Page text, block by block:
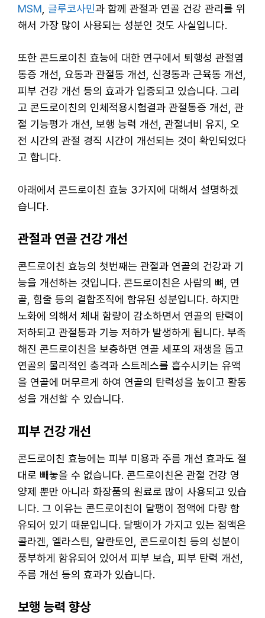
MSM 글루코사민과 함께 관절과 연골 건강 관리를 위
해서 가장 많이 사용되는 성분인 것도 사실입니다.
또한 콘드로이친 효능에 대한 연구에서 퇴행성 관절염
통증 개선, 요통과 관절통 개선, 신경통과 근육통 개선,
피부 건강 개선 등의 효과가 입증되고 있습니다. 그리
고 콘드로이친의 인체적용시험결과 관절통증 개선, 관
절 기능평가 개선, 보행 능력 개선, 관절너비 유지, 오
전 시간의 관절 경직 시간이 개선되는 것이 확인되었다
고 합니다.
아래에서 콘드로이친 효능 3가지에 대해서 설명하겠
습니다.
관절과 연골 건강 개선
콘드로이친 효능의 첫번째는 관절과 연골의 건강과 기
능을 개선하는 것입니다. 콘드로이친은 사람의 뼈, 연
골, 힘줄 등의 결합조직에 함유된 성분입니다. 하지만
노화에 의해서 체내 함량이 감소하면서 연골의 탄력이
저하되고 관절통과 기능 저하가 발생하게 됩니다. 부족
해진 콘드로이친을 보충하면 연골 세포의 재생을 돕고
연골의 물리적인 충격과 스트레스를 흡수시키는 유액
을 연골에 머무르게 하여 연골의 탄력성을 높이고 활동
성을 개선할 수 있습니다.
피부 건강 개선
콘드로이친 효능에는 피부 미용과 주름 개선 효과도 절
대로 빼놓을 수 없습니다. 콘드로이친은 관절 건강 영
양제 뿐만 아니라 화장품의 원료로 많이 사용되고 있습
니다. 그 이유는 콘드로이친이 달팽이 점액에 다량 함
유되어 있기 때문입니다. 달팽이가 가지고 있는 점액은
콜라겐, 엘라스틴, 알란토인, 콘드로이친 등의 성분이
풍부하게 함유되어 있어서 피부 보습, 피부 탄력 개선,
주름 개선 등의 효과가 있습니다.
보행 능력 향상